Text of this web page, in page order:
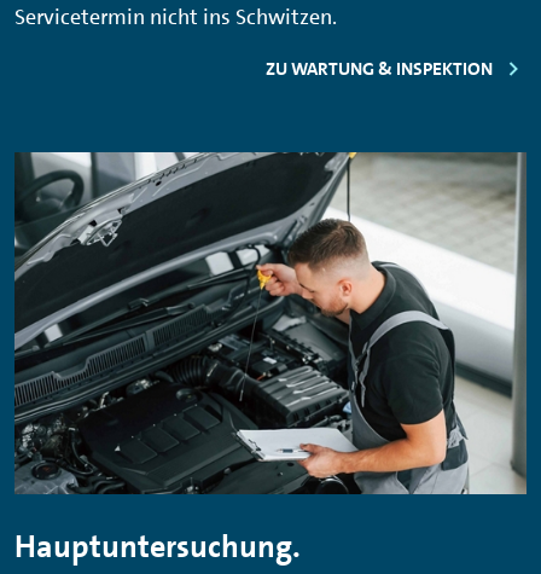
Servicetermin nicht ins Schwitzen.
ZU WARTUNG & INSPEKTION
Hauptuntersuchung.